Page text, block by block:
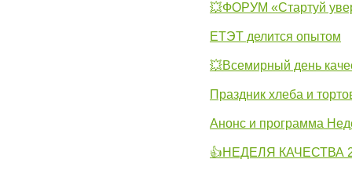
💥ФОРУМ «Стартуй
ЕТЭТ делится опытом
💥Всемирный день
Праздник хлеба и
Анонс и программа
👍НЕДЕЛЯ КАЧЕСТВА